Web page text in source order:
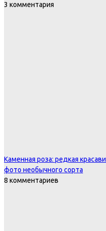
3 комментария
Каменная роза: редкая
фото необычного сорта
8 комментариев